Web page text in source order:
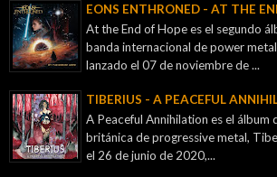
EONS ENTHRONED - AT THE
At the End of Hope es el segundo
banda internacional de power
lanzado el 07 de noviembre de ...
TIBERIUS - A PEACEFUL
A Peaceful Annihilation es el álbum
británica de progressive metal,
el 26 de junio de 2020,...